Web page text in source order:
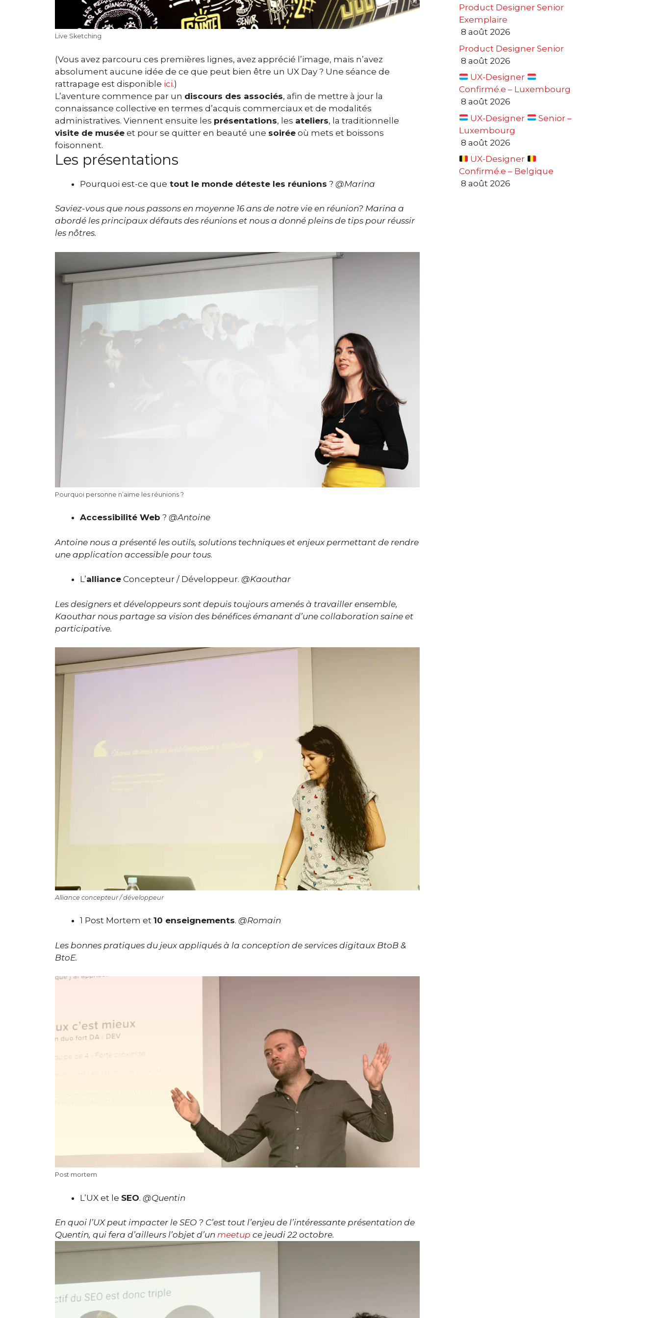
Live Sketching
(Vous avez parcouru ces premières lignes, avez apprécié l’image, mais n’avez
absolument aucune idée de ce que peut bien être un UX Day ? Une séance de
rattrapage est disponible ici.)
L’aventure commence par un discours des associés, afin de mettre à jour la
connaissance collective en termes d’acquis commerciaux et de modalités
administratives. Viennent ensuite les présentations, les ateliers, la traditionnelle
visite de musée et pour se quitter en beauté une soirée où mets et boissons
foisonnent.
Les présentations
Pourquoi est-ce que tout le monde déteste les réunions ? @Marina
Saviez-vous que nous passons en moyenne 16 ans de notre vie en réunion? Marina a
abordé les principaux défauts des réunions et nous a donné pleins de tips pour réussir
les nôtres.
Pourquoi personne n’aime les réunions ?
Accessibilité Web ? @Antoine
Antoine nous a présenté les outils, solutions techniques et enjeux permettant de rendre
une application accessible pour tous.
L’alliance Concepteur / Développeur. @Kaouthar
Les designers et développeurs sont depuis toujours amenés à travailler ensemble,
Kaouthar nous partage sa vision des bénéfices émanant d’une collaboration saine et
participative.
Alliance concepteur / développeur
1 Post Mortem et 10 enseignements. @Romain
Les bonnes pratiques du jeux appliqués à la conception de services digitaux BtoB &
BtoE.
Post mortem
L’UX et le SEO. @Quentin
En quoi l’UX peut impacter le SEO ? C’est tout l’enjeu de l’intéressante présentation de
Quentin, qui fera d’ailleurs l’objet d’un meetup ce jeudi 22 octobre.
Product Designer Senior
Exemplaire
8 août 2026
Product Designer Senior
8 août 2026
UX-Designer
Confirmé.e – Luxembourg
8 août 2026
UX-Designer
Senior –
Luxembourg
8 août 2026
UX-Designer
Confirmé.e – Belgique
8 août 2026